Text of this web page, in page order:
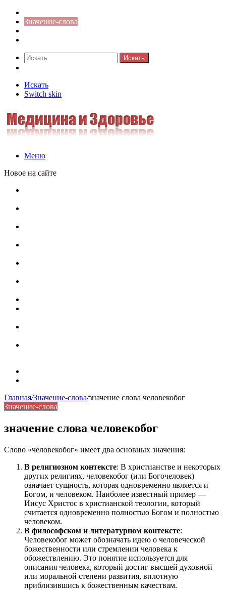
Значение-слова
Искать
Искать
Switch skin
Меню
Новое на сайте
Главная/Значение-слова/значение слова человекобог
Значение-слова
значение слова человекобог
Слово «человекобог» имеет два основных значения:
В религиозном контексте: В христианстве и некоторых
других религиях, человекобог (или Богочеловек)
означает сущность, которая одновременно является и
Богом, и человеком. Наиболее известный пример —
Иисус Христос в христианской теологии, который
считается одновременно полностью Богом и полностью
человеком.
В философском и литературном контексте:
Человекобог может обозначать идею о человеческой
божественности или стремлении человека к
обожествлению. Это понятие используется для
описания человека, который достиг высшей духовной
или моральной степени развития, вплотную
приблизившись к божественным качествам.